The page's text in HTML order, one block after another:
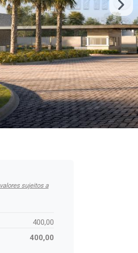
valores sujeitos a
400,00
400,00